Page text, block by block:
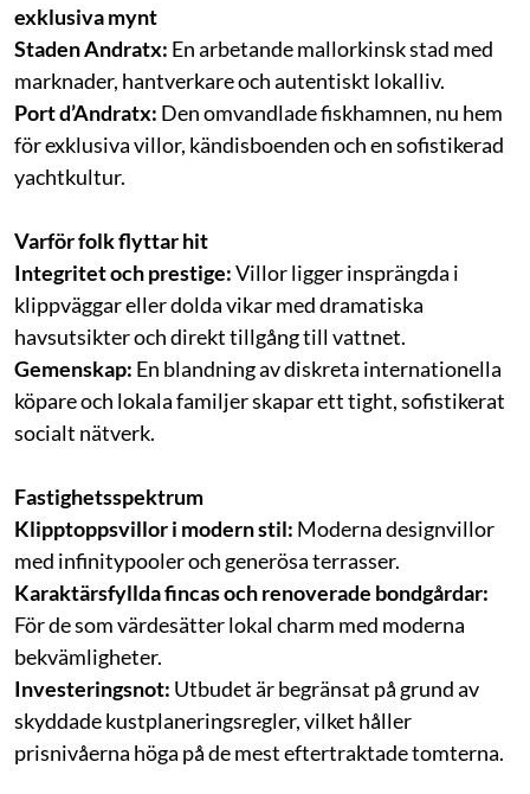
exklusiva mynt
Staden Andratx: En arbetande mallorkinsk stad med
marknader, hantverkare och autentiskt lokalliv.
Port d’Andratx: Den omvandlade fiskhamnen, nu hem
för exklusiva villor, kändisboenden och en sofistikerad
yachtkultur.
Varför folk flyttar hit
Integritet och prestige:Villor ligger insprängda i
klippväggar eller dolda vikar med dramatiska
havsutsikter och direkt tillgång till vattnet.
Gemenskap: En blandning av diskreta internationella
köpare och lokala familjer skapar ett tight, sofistikerat
socialt nätverk.
Fastighetsspektrum
Klipptoppsvillor i modern stil: Moderna designvillor
med infinitypooler och generösa terrasser.
Karaktärsfyllda fincas och renoverade bondgårdar:
För de som värdesätter lokal charm med moderna
bekvämligheter.
Investeringsnot: Utbudet är begränsat på grund av
skyddade kustplaneringsregler, vilket håller
prisnivåerna höga på de mest eftertraktade tomterna.